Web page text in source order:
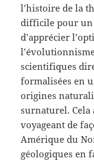
l’histoire de la
difficile pour un
d’apprécier
scientifiques
formalisées en
origines
surnaturel. Cela
voyageant de
Amérique du
géologiques en